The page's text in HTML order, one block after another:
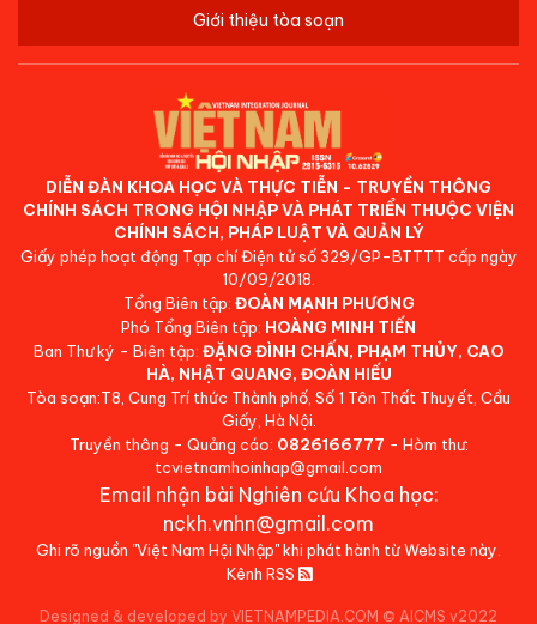
Giới thiệu tòa soạn
DIỄN ĐÀN KHOA HỌC VÀ THỰC TIỄN - TRUYỀN THÔNG
CHÍNH SÁCH TRONG HỘI NHẬP VÀ PHÁT TRIỂN THUỘC VIỆN
CHÍNH SÁCH, PHÁP LUẬT VÀ QUẢN LÝ
Giấy phép hoạt động Tạp chí Điện tử số 329/GP-BTTTT cấp ngày
10/09/2018.
Tổng Biên tập: ĐOÀN MẠNH PHƯƠNG
Phó Tổng Biên tập: HOÀNG MINH TIẾN
Ban Thư ký - Biên tập: ĐẶNG ĐÌNH CHẤN, PHẠM THỦY, CAO
HÀ, NHẬT QUANG, ĐOÀN HIẾU
Tòa soạn:T8, Cung Trí thức Thành phố, Số 1 Tôn Thất Thuyết, Cầu
Giấy, Hà Nội.
Truyền thông - Quảng cáo: 0826166777 - Hòm thư:
tcvietnamhoinhap@gmail.com
Email nhận bài Nghiên cứu Khoa học:
nckh.vnhn@gmail.com
Ghi rõ nguồn "Việt Nam Hội Nhập" khi phát hành từ Website này.
Kênh RSS
Designed & developed by VIETNAMPEDIA.COM © AICMS v2022